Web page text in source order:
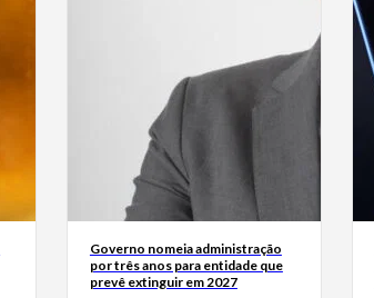
Governo nomeia administração
por três anos para entidade que
prevê extinguir em 2027